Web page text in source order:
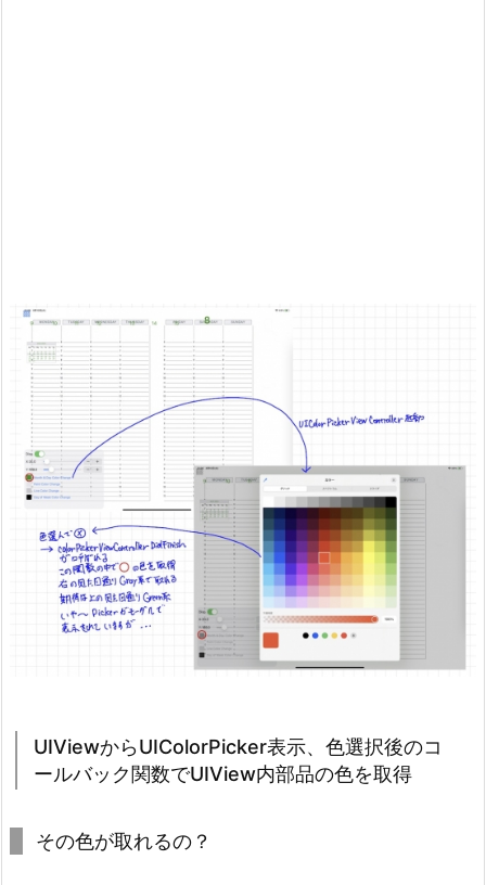
UIViewからUIColorPicker表示、色選択後のコ
ールバック関数でUIView内部品の色を取得
その色が取れるの？